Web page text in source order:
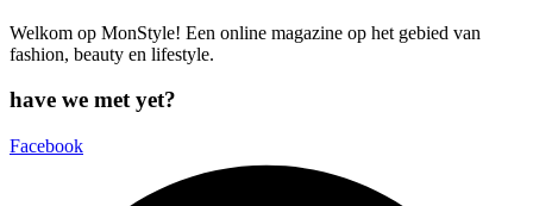
Welkom op MonStyle! Een online magazine op het gebied van
fashion, beauty en lifestyle.
have we met yet?
Facebook